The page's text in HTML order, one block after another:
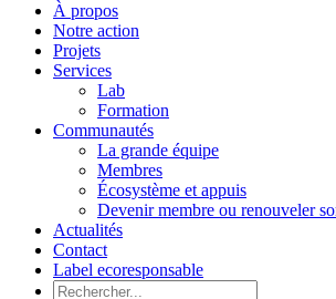
À propos
Notre action
Projets
Services
Lab
Formation
Communautés
La grande équipe
Membres
Écosystème et appuis
Devenir membre ou renouveler
Actualités
Contact
Label ecoresponsable
Rechercher: